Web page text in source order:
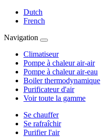
Dutch
French
Navigation
Climatiseur
Pompe à chaleur air-air
Pompe à chaleur air-eau
Boiler thermodynamique
Purificateur d'air
Voir toute la gamme
Se chauffer
Se rafraîchir
Purifier l'air